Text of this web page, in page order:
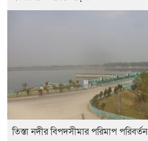
তিস্তা নদীর বিপদসীমার পরিমাপ পরিবর্তন